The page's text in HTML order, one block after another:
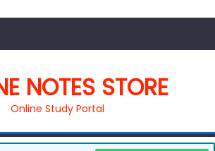
NOTES STORE
Online Study Portal